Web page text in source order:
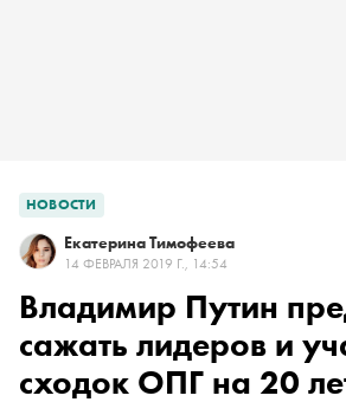
НОВОСТИ
Екатерина Тимофеева
14 ФЕВРАЛЯ 2019 Г., 14:54
Владимир Путин
сажать лидеров и
сходок ОПГ на 20